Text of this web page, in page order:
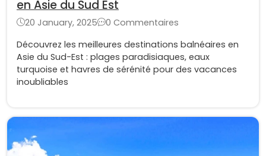
en Asie du Sud Est
20 January, 2025
0 Commentaires
Découvrez les meilleures destinations balnéaires en
Asie du Sud-Est : plages paradisiaques, eaux
turquoise et havres de sérénité pour des vacances
inoubliables